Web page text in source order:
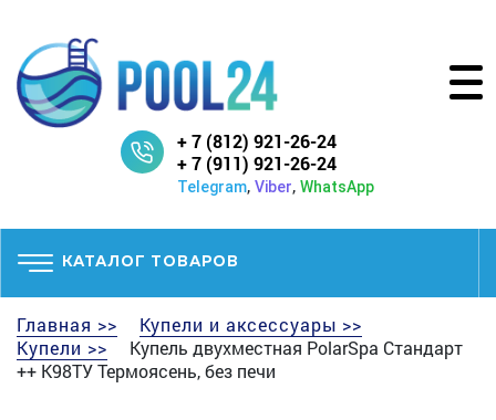
+ 7 (812) 921-26-24
+ 7 (911) 921-26-24
Telegram, Viber, WhatsApp
КАТАЛОГ ТОВАРОВ
Главная >>
Купели и аксессуары >>
Купели >>
Купель двухместная PolarSpa Стандарт
++ K98ТУ Термоясень, без печи